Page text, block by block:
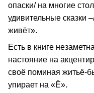
опаски/ на многие
удивительные сказки
живёт».
Есть в книге
настояние на
своё поминая житьё-
упирает на «Ё».